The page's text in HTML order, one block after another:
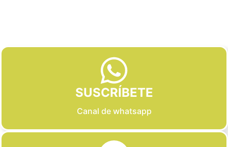
SUSCRÍBETE
Canal de whatsapp